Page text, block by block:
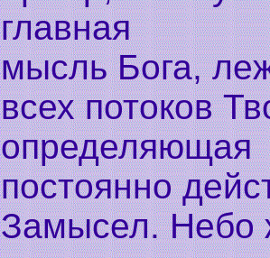
главная
мысль Бога,
всех потоков
определяющая
постоянно
Замысел. Небо